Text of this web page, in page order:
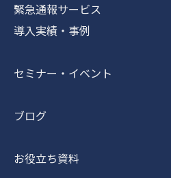
緊急通報サービス
導入実績・事例
セミナー・イベント
ブログ
お役立ち資料